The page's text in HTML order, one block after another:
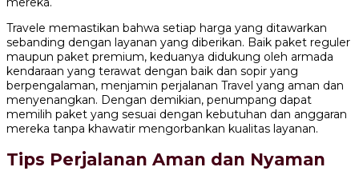
Travele memastikan bahwa setiap harga yang ditawarkan
sebanding dengan layanan yang diberikan. Baik paket reguler
maupun paket premium, keduanya didukung oleh armada
kendaraan yang terawat dengan baik dan sopir yang
berpengalaman, menjamin perjalanan Travel yang aman dan
menyenangkan. Dengan demikian, penumpang dapat
memilih paket yang sesuai dengan kebutuhan dan anggaran
mereka tanpa khawatir mengorbankan kualitas layanan.
Tips Perjalanan Aman dan Nyaman